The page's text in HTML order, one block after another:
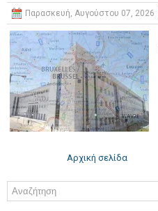
Παρασκευή, Αυγούστου 07, 2026
Αρχική σελίδα